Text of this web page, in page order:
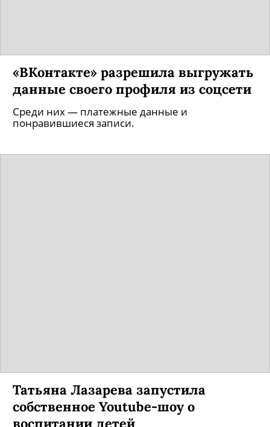
«ВКонтакте» разрешила выгружать
данные своего профиля из соцсети
Среди них — платежные данные и
понравившиеся записи.
Татьяна Лазарева запустила
собственное Youtube-шоу о
воспитании детей